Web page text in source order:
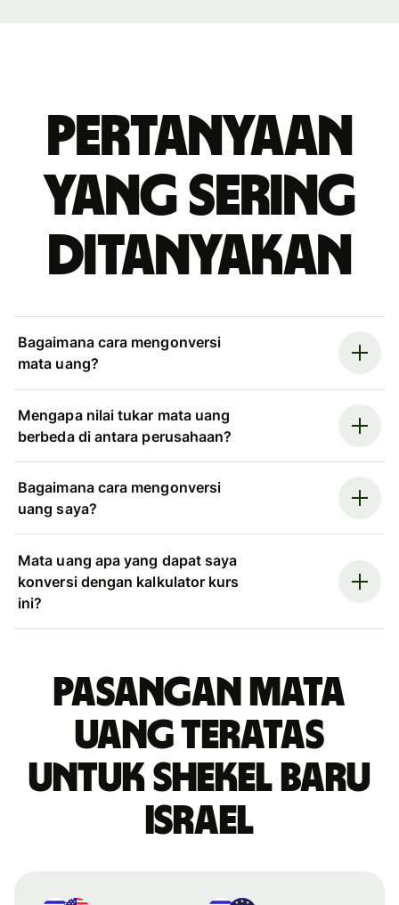
Pertanyaan
yang sering
ditanyakan
Bagaimana cara mengonversi
mata uang?
Mengapa nilai tukar mata uang
berbeda di antara perusahaan?
Bagaimana cara mengonversi
uang saya?
Mata uang apa yang dapat saya
konversi dengan kalkulator kurs
ini?
Pasangan mata
uang teratas
untuk shekel baru
Israel